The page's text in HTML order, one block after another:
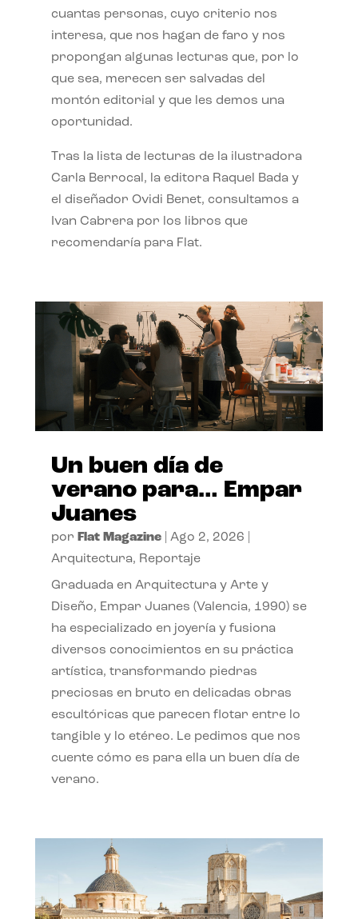
cuantas personas, cuyo criterio nos
interesa, que nos hagan de faro y nos
propongan algunas lecturas que, por lo
que sea, merecen ser salvadas del
montón editorial y que les demos una
oportunidad.
Tras la lista de lecturas de la ilustradora
Carla Berrocal, la editora Raquel Bada y
el diseñador Ovidi Benet, consultamos a
Ivan Cabrera por los libros que
recomendaría para Flat.
Un buen día de
verano para… Empar
Juanes
por Flat Magazine| Ago 2, 2026
Arquitectura, Reportaje
Graduada en Arquitectura y Arte y
Diseño, Empar Juanes (Valencia, 1990) se
ha especializado en joyería y fusiona
diversos conocimientos en su práctica
artística, transformando piedras
preciosas en bruto en delicadas obras
escultóricas que parecen flotar entre lo
tangible y lo etéreo. Le pedimos que nos
cuente cómo es para ella un buen día de
verano.